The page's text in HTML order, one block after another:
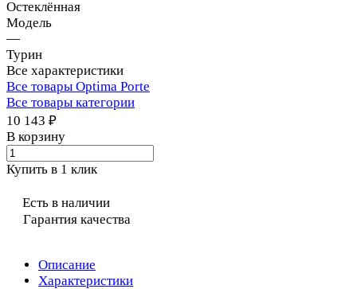
Остеклённая
Модель
—
Турин
Все характеристики
Все товары Optima Porte
Все товары категории
10 143 ₽
В корзину
Купить в 1 клик
Есть в наличии
Гарантия качества
Описание
Характеристики